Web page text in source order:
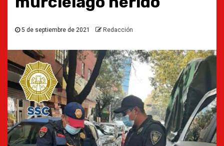
5 de septiembre de 2021 Redacción